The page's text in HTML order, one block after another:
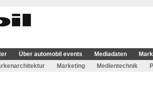
Über automobil events Mediadaten
Marketing Medientechnik